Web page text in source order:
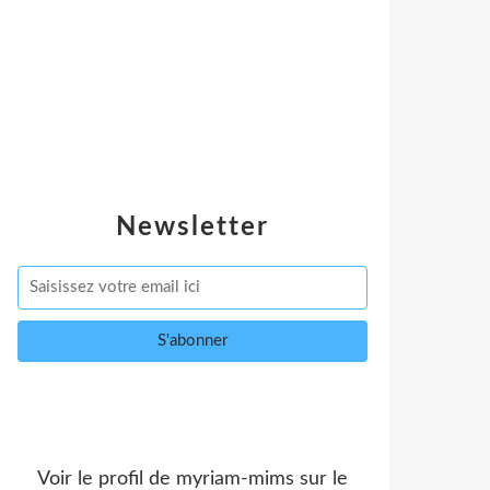
Newsletter
Voir le profil de myriam-mims sur le